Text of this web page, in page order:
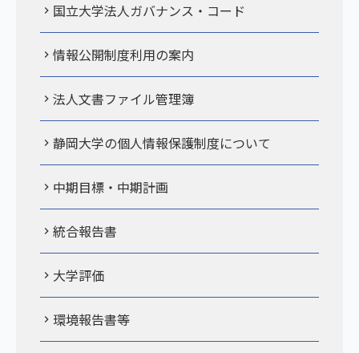
国立大学法人ガバナンス・コード
情報公開制度利用の案内
法人文書ファイル管理簿
静岡大学の個人情報保護制度について
中期目標・中期計画
統合報告書
大学評価
環境報告書等